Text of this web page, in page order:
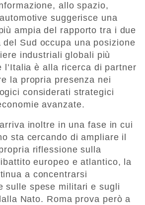
allo spazio,
suggerisce una
ampia del rapporto tra i due
del Sud occupa una posizione
industriali globali più
l’Italia è alla ricerca di partner
la propria presenza nei
considerati strategici
avanzate.
inoltre in una fase in cui
sta cercando di ampliare il
riflessione sulla
europeo e atlantico, la
a concentrarsi
sulle spese militari e sugli
Nato. Roma prova però a